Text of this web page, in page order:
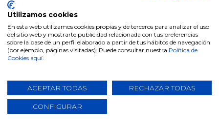
APARADOR W-700 MARSELLA
NOUVEAU
Utilizamos cookies
En esta web utilizamos cookies propias y de terceros para analizar el uso
del sitio web y mostrarte publicidad relacionada con tus preferencias
sobre la base de un perfil elaborado a partir de tus hábitos de navegación
(por ejemplo, páginas visitadas). Puede consultar nuestra Política de
Cookies aquí.
ACEPTAR TODAS RECHAZAR TODAS
CONFIGURAR